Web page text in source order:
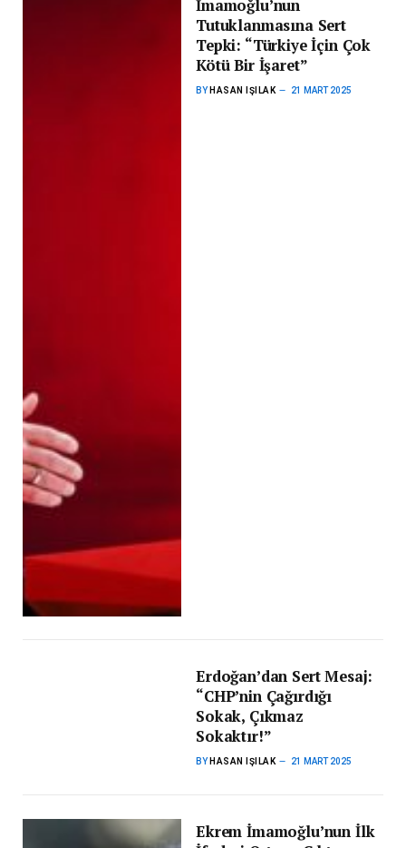
İmamoğlu’nun
Tutuklanmasına Sert
Tepki: “Türkiye İçin Çok
Kötü Bir İşaret”
BY HASAN IŞILAK 21 MART 2025
Erdoğan’dan Sert Mesaj:
“CHP’nin Çağırdığı
Sokak, Çıkmaz
Sokaktır!”
BY HASAN IŞILAK 21 MART 2025
Ekrem İmamoğlu’nun İlk